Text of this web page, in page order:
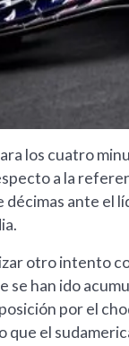
los cuatro
a la
décimas ante el
otro intento
se han ido
por el
que el